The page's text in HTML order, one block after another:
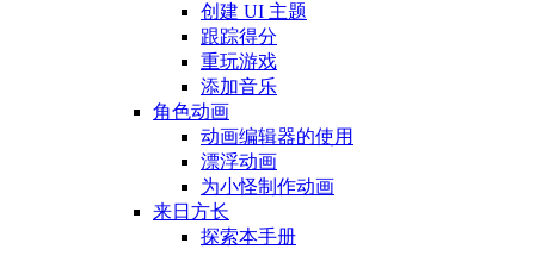
创建 UI 主题
跟踪得分
重玩游戏
添加音乐
角色动画
动画编辑器的使用
漂浮动画
为小怪制作动画
来日方长
探索本手册